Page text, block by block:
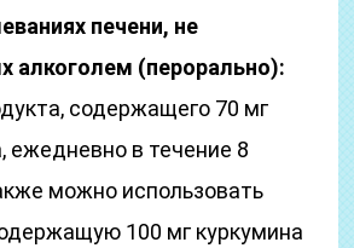
печени, не
алкоголем (перорально):
содержащего 70 мг
ежедневно в течение 8
можно использовать
100 мг куркумина